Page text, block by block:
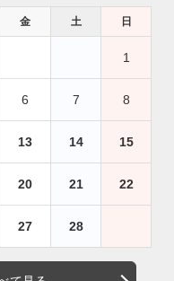
金 土 日
1
6 7 8
13 14 15
20 21 22
27 28